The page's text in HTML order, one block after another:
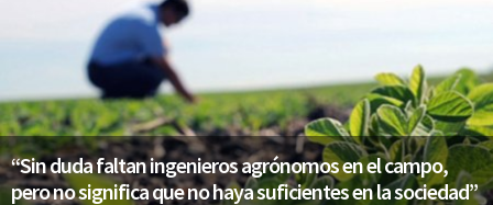
“Sin duda faltan ingenieros agrónomos en el campo,
pero no significa que no haya suficientes en la sociedad”